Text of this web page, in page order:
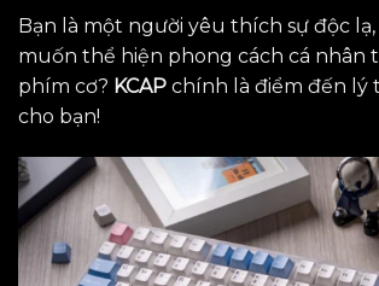
Bạn là một người yêu thích sự độc
muốn thể hiện phong cách cá nhân
phím cơ? KCAP chính là điểm đến lý
cho bạn!